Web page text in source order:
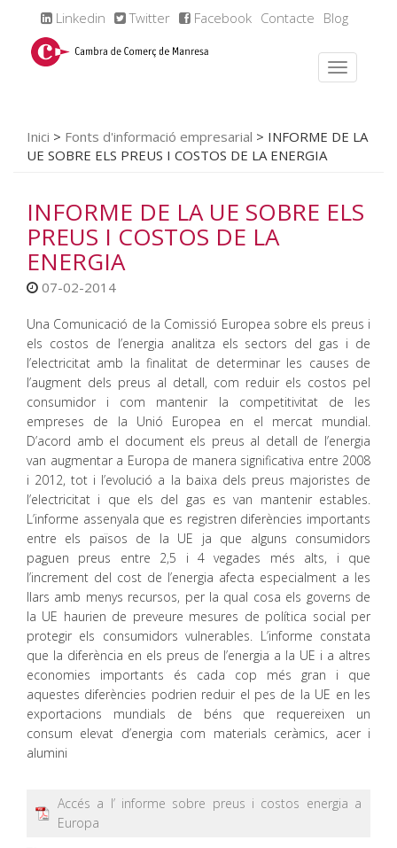
Linkedin Twitter Facebook Contacte Blog
Inici > Fonts d'informació empresarial > INFORME DE LA
UE SOBRE ELS PREUS I COSTOS DE LA ENERGIA
INFORME DE LA UE SOBRE ELS
PREUS I COSTOS DE LA
ENERGIA
07-02-2014
Una Comunicació de la Comissió Europea sobre els preus i
els costos de l’energia analitza els sectors del gas i de
l’electricitat amb la finalitat de determinar les causes de
l’augment dels preus al detall, com reduir els costos pel
consumidor i com mantenir la competitivitat de les
empreses de la Unió Europea en el mercat mundial.
D’acord amb el document els preus al detall de l’energia
van augmentar a Europa de manera significativa entre 2008
i 2012, tot i l’evolució a la baixa dels preus majoristes de
l’electricitat i que els del gas es van mantenir estables.
L’informe assenyala que es registren diferències importants
entre els països de la UE ja que alguns consumidors
paguen preus entre 2,5 i 4 vegades més alts, i que
l’increment del cost de l’energia afecta especialment a les
llars amb menys recursos, per la qual cosa els governs de
la UE haurien de preveure mesures de política social per
protegir els consumidors vulnerables. L’informe constata
que la diferència en els preus de l’energia a la UE i a altres
economies importants és cada cop més gran i que
aquestes diferències podrien reduir el pes de la UE en les
exportacions mundials de béns que requereixen un
consum elevat d’energia com materials ceràmics, acer i
alumini
Accés a l’ informe sobre preus i costos energia a
Europa